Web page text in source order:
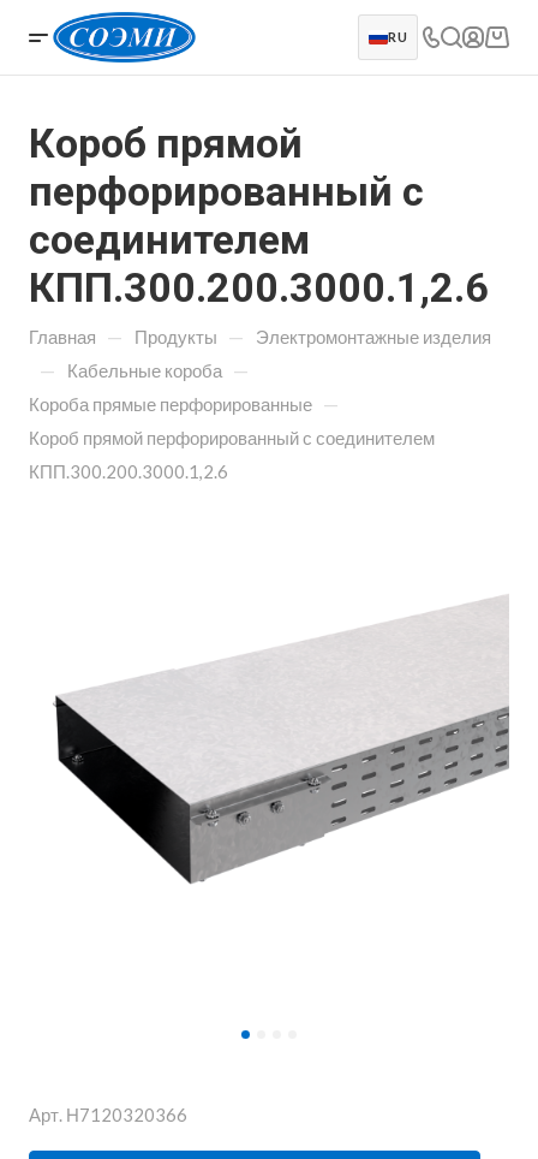
RU
Короб прямой
перфорированный с
соединителем
КПП.300.200.3000.1,2.6
Главная — Продукты — Электромонтажные изделия
— Кабельные короба —
Короба прямые перфорированные —
Короб прямой перфорированный с соединителем
КПП.300.200.3000.1,2.6
Арт. Н7120320366